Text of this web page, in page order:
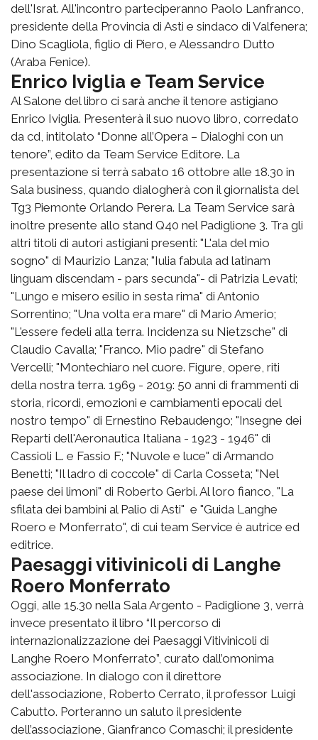
dell'Israt. All'incontro parteciperanno Paolo Lanfranco,
presidente della Provincia di Asti e sindaco di Valfenera;
Dino Scagliola, figlio di Piero, e Alessandro Dutto
(Araba Fenice).
Enrico Iviglia e Team Service
Al Salone del libro ci sarà anche il tenore astigiano
Enrico Iviglia. Presenterà il suo nuovo libro, corredato
da cd, intitolato “Donne all’Opera – Dialoghi con un
tenore”, edito da Team Service Editore. La
presentazione si terrà sabato 16 ottobre alle 18.30 in
Sala business, quando dialogherà con il giornalista del
Tg3 Piemonte Orlando Perera. La Team Service sarà
inoltre presente allo stand Q40 nel Padiglione 3. Tra gli
altri titoli di autori astigiani presenti: "L'ala del mio
sogno" di Maurizio Lanza; "Iulia fabula ad latinam
linguam discendam - pars secunda"- di Patrizia Levati;
"Lungo e misero esilio in sesta rima" di Antonio
Sorrentino; "Una volta era mare" di Mario Amerio;
"L'essere fedeli alla terra. Incidenza su Nietzsche" di
Claudio Cavalla; "Franco. Mio padre" di Stefano
Vercelli; "Montechiaro nel cuore. Figure, opere, riti
della nostra terra. 1969 - 2019: 50 anni di frammenti di
storia, ricordi, emozioni e cambiamenti epocali del
nostro tempo" di Ernestino Rebaudengo; "Insegne dei
Reparti dell'Aeronautica Italiana - 1923 - 1946" di
Cassioli L. e Fassio F.; "Nuvole e luce" di Armando
Benetti; "Il ladro di coccole" di Carla Cosseta; "Nel
paese dei limoni" di Roberto Gerbi. Al loro fianco, "La
sfilata dei bambini al Palio di Asti" e "Guida Langhe
Roero e Monferrato", di cui team Service è autrice ed
editrice.
Paesaggi vitivinicoli di Langhe
Roero Monferrato
Oggi, alle 15.30 nella Sala Argento - Padiglione 3, verrà
invece presentato il libro “Il percorso di
internazionalizzazione dei Paesaggi Vitivinicoli di
Langhe Roero Monferrato”, curato dall’omonima
associazione. In dialogo con il direttore
dell'associazione, Roberto Cerrato, il professor Luigi
Cabutto. Porteranno un saluto il presidente
dell’associazione, Gianfranco Comaschi; il presidente